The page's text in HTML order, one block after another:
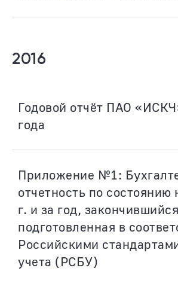
2016
Годовой отчёт ПАО
года
Приложение №1:
отчетность по
г. и за год,
подготовленная в
Российскими
учета (РСБУ)